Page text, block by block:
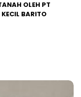
OLEH PT
BARITO